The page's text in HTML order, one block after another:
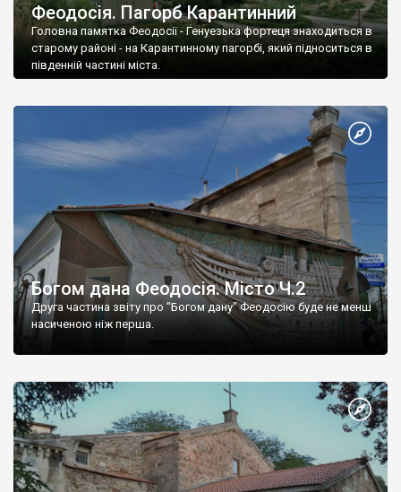
Феодосія. Пагорб Карантинний
Головна памятка Феодосії - Генуезька фортеця знаходиться в
старому районі - на Карантинному пагорбі, який підноситься в
південній частині міста.
Богом дана Феодосія. Місто Ч.2
Друга частина звіту про "Богом дану" Феодосію буде не менш
насиченою ніж перша.